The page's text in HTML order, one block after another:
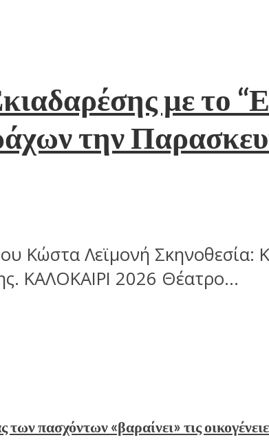
με
την
Κώστα Λεϊμονή Σκηνοθεσία:
ΚΑΛΟΚΑΙΡΙ 2026 Θέατρο...
πασχόντων «βαραίνει» τις